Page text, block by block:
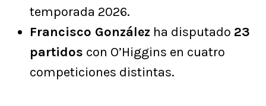
temporada 2026.
Francisco González ha disputado 23
partidos con O’Higgins en cuatro
competiciones distintas.